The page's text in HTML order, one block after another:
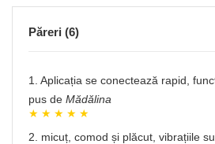
Păreri (6)
1. Aplicația se conectează rapid,
pus de Mădălina
2. micuț, comod și plăcut, vibrațiile